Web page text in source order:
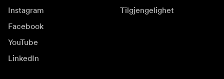
Instagram
Facebook
YouTube
LinkedIn
Tilgjengelighet